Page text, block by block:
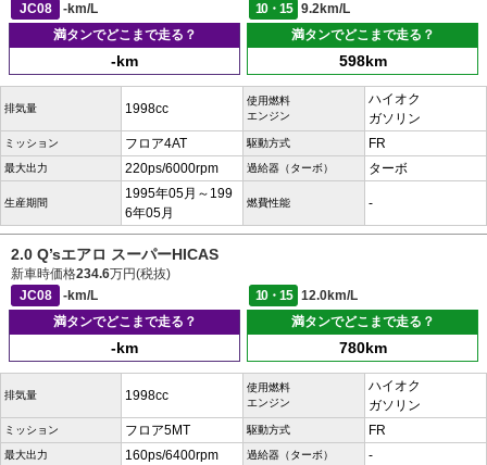
JC08
-km/L 10・15
9.2km/L
満タンでどこまで走る？
-km
満タンでどこまで走る？
598km
排気量 1998cc
使用燃料
エンジン
ハイオク
ガソリン
ミッション フロア4AT 駆動方式 FR
最大出力 220ps/6000rpm 過給器（ターボ） ターボ
生産期間
1995年05月～199
6年05月
燃費性能 -
2.0 Q’sエアロ スーパーHICAS
新車時価格234.6万円(税抜)
JC08
-km/L 10・15
12.0km/L
満タンでどこまで走る？
-km
満タンでどこまで走る？
780km
排気量 1998cc
使用燃料
エンジン
ハイオク
ガソリン
ミッション フロア5MT 駆動方式 FR
最大出力 160ps/6400rpm 過給器（ターボ） -